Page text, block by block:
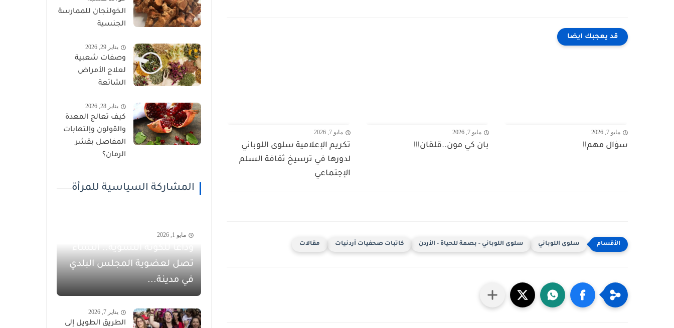
قد يعجبك ايضا
مايو 7, 2026
سؤال مهم!!
مايو 7, 2026
بان كي مون..قلقان!!!
مايو 7, 2026
تكريم الإعلامية سلوى اللوباني
لدورها في ترسيخ ثقافة السلم
الإجتماعي
سلوى اللوباني سلوى اللوباني - بصمة للحياة - الأردن كاتبات صحفيات أردنيات مقالات
الخولنجان للممارسة
الجنسية
يناير 29, 2026
وصفات شعبية
لعلاج الأمراض
الشائعة
يناير 28, 2026
كيف تعالج المعدة
والقولون وإلتهابات
المفاصل بقشر
الرمان؟
المشاركة السياسية للمرأة
مايو 1, 2026
وداعاً للكوتة النسوية.. النساء
تصل لعضوية المجلس البلدي
في مدينة...
يناير 7, 2026
الطريق الطويل إلى